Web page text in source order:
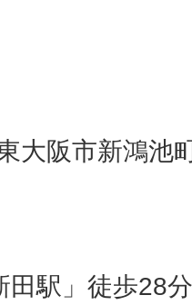
大阪市新鴻池
田駅」徒歩28